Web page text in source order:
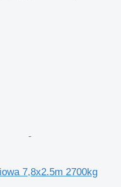
7,8x2.5m 2700kg